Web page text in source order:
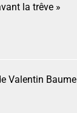
la trêve »
Valentin Baume